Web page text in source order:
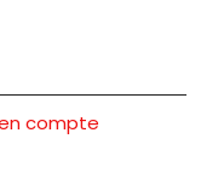
compte